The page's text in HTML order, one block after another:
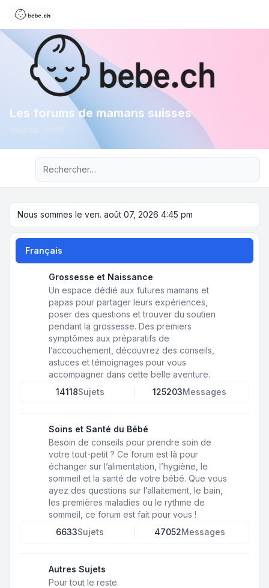
Les forums de mamans suisses
Recherche avancée
Nous sommes le ven. août 07, 2026 4:45 pm
Français
Grossesse et Naissance
Un espace dédié aux futures mamans et
papas pour partager leurs expériences,
poser des questions et trouver du soutien
pendant la grossesse. Des premiers
symptômes aux préparatifs de
l’accouchement, découvrez des conseils,
astuces et témoignages pour vous
accompagner dans cette belle aventure.
14118Sujets 125203Messages
Soins et Santé du Bébé
Besoin de conseils pour prendre soin de
votre tout-petit ? Ce forum est là pour
échanger sur l’alimentation, l’hygiène, le
sommeil et la santé de votre bébé. Que vous
ayez des questions sur l’allaitement, le bain,
les premières maladies ou le rythme de
sommeil, ce forum est fait pour vous !
6633Sujets 47052Messages
Autres Sujets
Pour tout le reste